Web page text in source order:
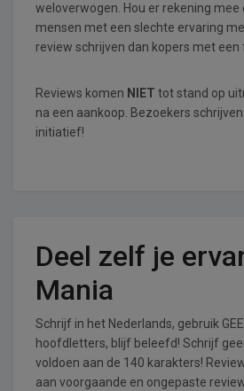
weloverwogen. Hou er rekening
mensen met een slechte ervaring
review schrijven dan kopers met een
Reviews komen NIET tot stand op
na een aankoop. Bezoekers
initiatief!
Deel zelf je
Mania
Schrijf in het Nederlands, gebruik
hoofdletters, blijf beleefd! Schrijf
voldoen aan de 140 karakters!
aan voorgaande en ongepaste